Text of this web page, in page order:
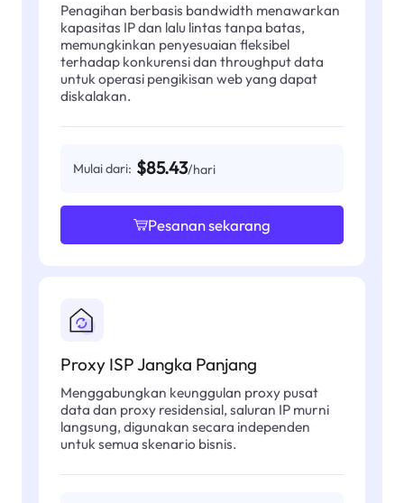
Penagihan berbasis bandwidth menawarkan
kapasitas IP dan lalu lintas tanpa batas,
memungkinkan penyesuaian fleksibel
terhadap konkurensi dan throughput data
untuk operasi pengikisan web yang dapat
diskalakan.
Mulai dari: $85.43/hari
Pesanan sekarang
Proxy ISP Jangka Panjang
Menggabungkan keunggulan proxy pusat
data dan proxy residensial, saluran IP murni
langsung, digunakan secara independen
untuk semua skenario bisnis.